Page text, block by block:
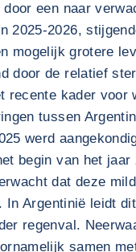
een naar
2025-2026,
mogelijk grotere
door de relatief
recente kader voor
tussen
werd
begin van het jaar
dat deze
In Argentinië leidt
regenval.
samen